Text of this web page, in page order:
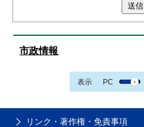
送信
市政情報
表示 PC
リンク・著作権・免責事項